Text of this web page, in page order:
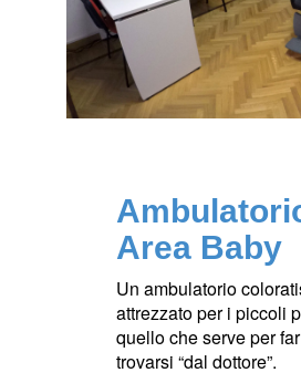
Area Baby
Un ambulatorio
attrezzato per i piccoli
quello che serve per
trovarsi “dal dottore”.